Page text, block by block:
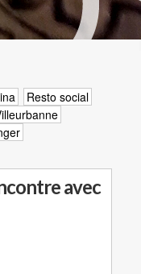
Resto social
avec